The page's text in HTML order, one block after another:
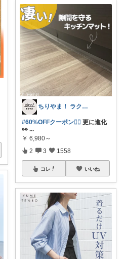
ちりやま！ ラク×便利グッズ🫧
#60%OFFクーポン❤️‍🔥 更に進化
👀 ...
￥ 6,980～
2 3 1558
コレ いいね